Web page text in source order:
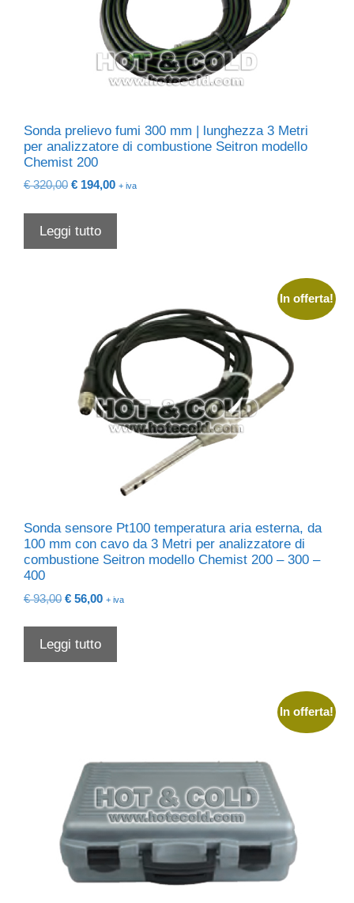
Sonda prelievo fumi 300 mm | lunghezza 3 Metri
per analizzatore di combustione Seitron modello
Chemist 200
€320,00 Il
originale
era:
€ 320,00.
€ 194,00Il
attuale
€ 194,00.
+ iva
Leggi tutto
In offerta!
Sonda sensore Pt100 temperatura aria esterna, da
100 mm con cavo da 3 Metri per analizzatore di
combustione Seitron modello Chemist 200 – 300 –
400
€93,00 Il
originale
era:
€ 93,00.
€ 56,00Il
attuale
€ 56,00.
+ iva
Leggi tutto
In offerta!